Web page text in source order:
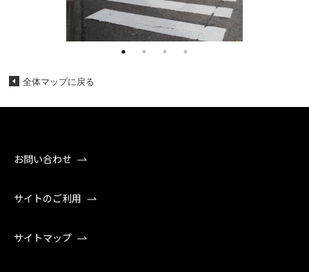
全体マップに戻る
お問い合わせ
サイトのご利用
サイトマップ